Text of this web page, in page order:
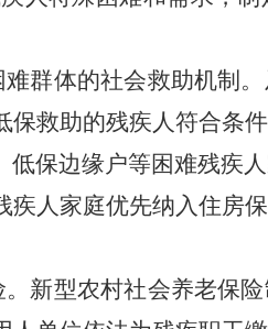
群体的社会救助机制
救助的残疾人符合条
保边缘户等困难残疾
人家庭优先纳入住房
新型农村社会养老保